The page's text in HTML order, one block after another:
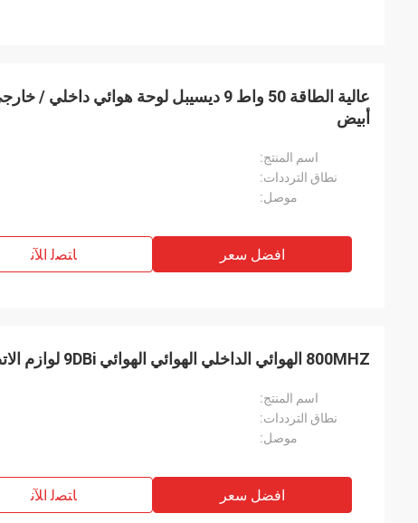
أبيض
اسم المنتج:
نطاق الترددات:
موصل:
افضل سعر ﺎﺘﺼﻟ ﺍﻶﻧ
800MHZ الهوائي الداخلي الهوائي الهوائي 9DBi لوازم الاتصالات
اسم المنتج:
نطاق الترددات:
موصل:
افضل سعر ﺎﺘﺼﻟ ﺍﻶﻧ